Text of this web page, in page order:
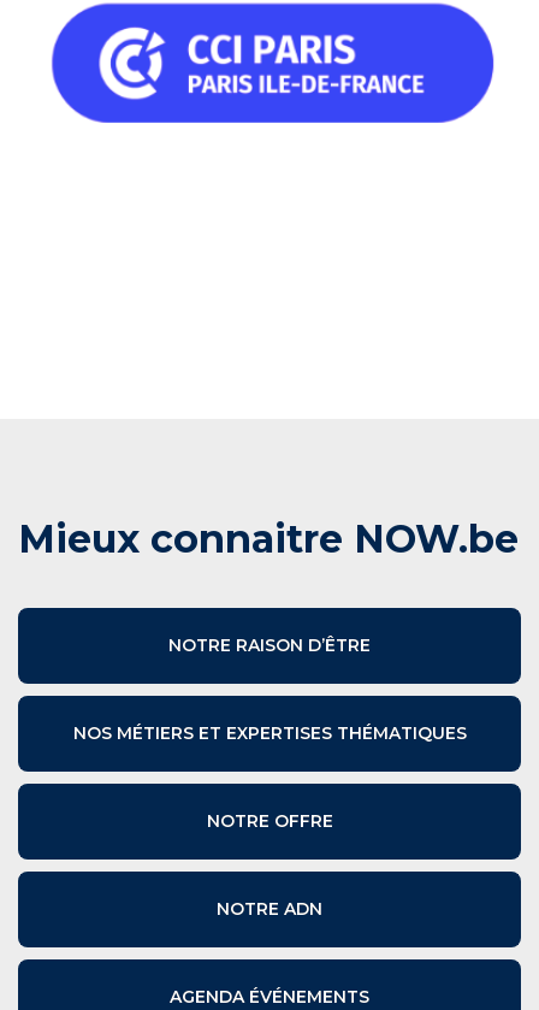
Mieux connaitre NOW.be
NOTRE RAISON D’ÊTRE
NOS MÉTIERS ET EXPERTISES THÉMATIQUES
NOTRE OFFRE
NOTRE ADN
AGENDA ÉVÉNEMENTS